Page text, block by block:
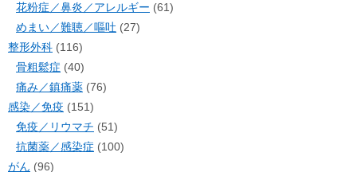
花粉症／鼻炎／アレルギー (61)
めまい／難聴／嘔吐 (27)
整形外科 (116)
骨粗鬆症 (40)
痛み／鎮痛薬 (76)
感染／免疫 (151)
免疫／リウマチ (51)
抗菌薬／感染症 (100)
がん (96)